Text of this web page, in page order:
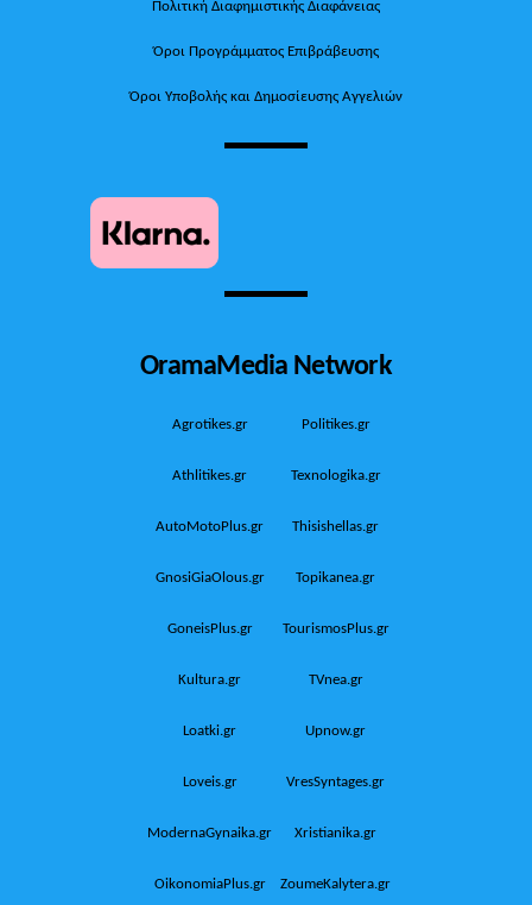
Πολιτική Διαφημιστικής Διαφάνειας
Όροι Προγράμματος Επιβράβευσης
Όροι Υποβολής και Δημοσίευσης Αγγελιών
OramaMedia Network
Agrotikes.gr Politikes.gr
Athlitikes.gr Texnologika.gr
AutoMotoPlus.gr Thisishellas.gr
GnosiGiaOlous.gr Topikanea.gr
GoneisPlus.gr TourismosPlus.gr
Kultura.gr TVnea.gr
Loatki.gr Upnow.gr
Loveis.gr VresSyntages.gr
ModernaGynaika.gr Xristianika.gr
OikonomiaPlus.gr ZoumeKalytera.gr